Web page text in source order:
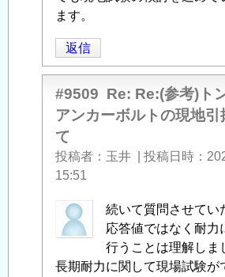
ン
ル
照
明
用
ア
ン
カ
ボ
ル
の
ます。
返信
#9509 Re: Re:(参考)ト
アンカーボルトの現地
て
投稿者 玉井 投稿日時
15:51
中
筋
之
続いて質問させてい
応答値ではなく耐力
行うことは理解しま
長期耐力に関して現場試験が